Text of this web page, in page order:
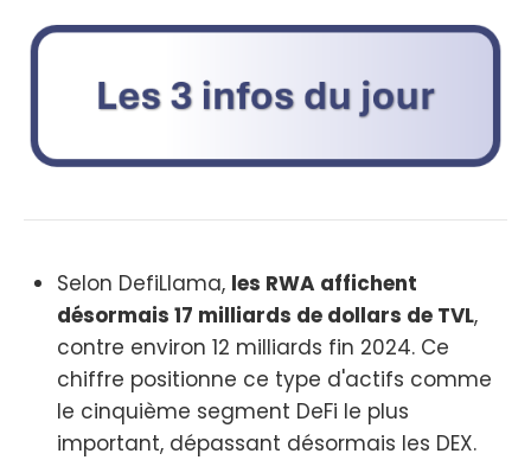
Selon DefiLlama, les RWA affichent
désormais 17 milliards de dollars de TVL,
contre environ 12 milliards fin 2024. Ce
chiffre positionne ce type d'actifs comme
le cinquième segment DeFi le plus
important, dépassant désormais les DEX.